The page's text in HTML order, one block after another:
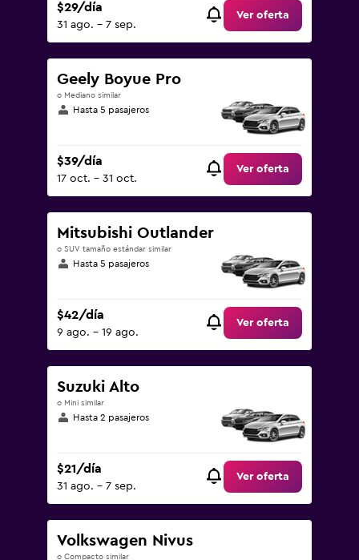
$29/día
31 ago. - 7 sep.
Ver oferta
Geely Boyue Pro
o Mediano similar
Hasta 5 pasajeros
$39/día
17 oct. - 31 oct.
Ver oferta
Mitsubishi Outlander
o SUV tamaño estándar similar
Hasta 5 pasajeros
$42/día
9 ago. - 19 ago.
Ver oferta
Suzuki Alto
o Mini similar
Hasta 2 pasajeros
$21/día
31 ago. - 7 sep.
Ver oferta
Volkswagen Nivus
o Compacto similar